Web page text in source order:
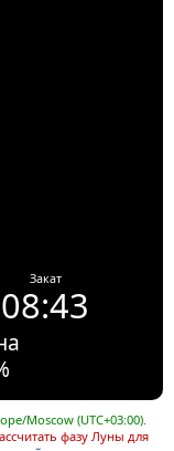
Закат
08:43
Moscow (UTC+03:00).
фазу Луны для